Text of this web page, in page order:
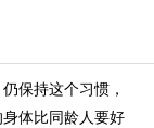
保持这个习惯，
体比同龄人要好